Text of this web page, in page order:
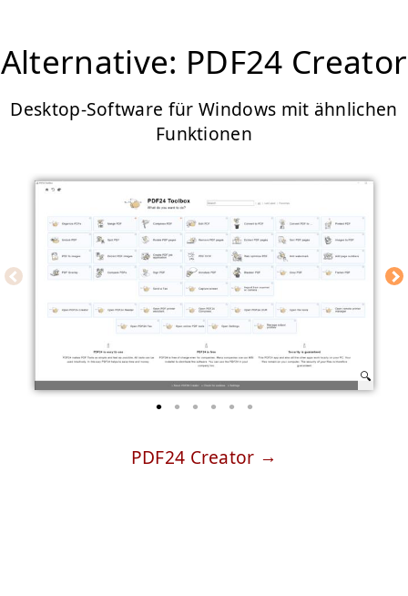
Alternative: PDF24 Creator
Desktop-Software für Windows mit ähnlichen
Funktionen
PDF24 Creator